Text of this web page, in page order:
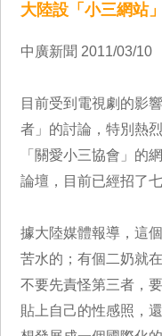
大陸設「小三網站
中廣新聞 2011/03/10
目前受到電視劇的影
者」的討論，特別熱
「關愛小三協會」的
論壇，目前已經招了
據大陸媒體報導，這
苦水的；有個二奶就
不要先責怪第三者，
貼上自己的性感照，